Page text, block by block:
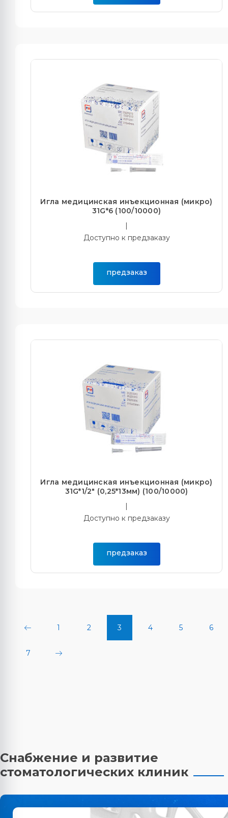
Игла медицинская инъекционная (микро)
31G*6 (100/10000)
|
Доступно к предзаказу
предзаказ
Игла медицинская инъекционная (микро)
31G*1/2" (0,25*13мм) (100/10000)
|
Доступно к предзаказу
предзаказ
1 2 3 4 5 6
7
Снабжение и развитие
стоматологических клиник